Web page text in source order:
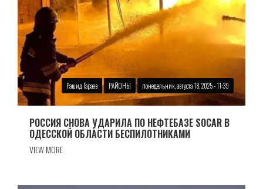
Рашид Гараев РАЙОНЫ понедельник, августа 18, 2025 - 11:39
РОССИЯ СНОВА УДАРИЛА ПО НЕФТЕБАЗЕ SOCAR В
ОДЕССКОЙ ОБЛАСТИ БЕСПИЛОТНИКАМИ
VIEW MORE